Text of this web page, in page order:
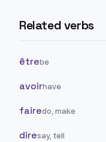
Related verbs
êtrebe
avoirhave
fairedo, make
diresay, tell